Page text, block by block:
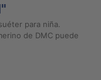
para niña.
de DMC puede